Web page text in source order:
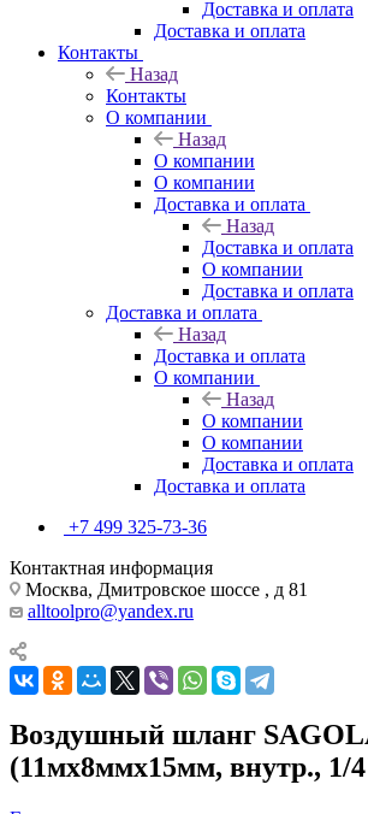
Доставка и оплата
Доставка и оплата
Контакты
Назад
Контакты
О компании
Назад
О компании
О компании
Доставка и оплата
Назад
Доставка и оплата
О компании
Доставка и оплата
Доставка и оплата
Назад
Доставка и оплата
О компании
Назад
О компании
О компании
Доставка и оплата
Доставка и оплата
+7 499 325-73-36
Контактная информация
Москва, Дмитровское шоссе , д 81
alltoolpro@yandex.ru
Воздушный шланг
(11мх8ммх15мм, внутр., 1/